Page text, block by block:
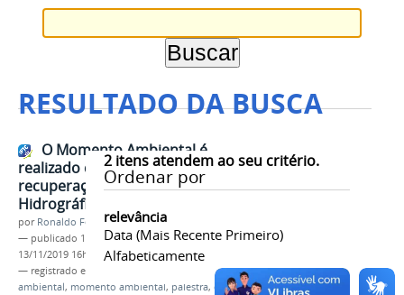
RESULTADO DA BUSCA
2itens atendem ao seu critério.
Ordenar por
relevância
Data (mais Recente Primeiro)
Alfabeticamente
O Momento Ambiental é
realizado com debate sobre a
recuperação das Bacias
Hidrográficas
por Ronaldo Fernandes Roque
— publicado 13/11/2019 —última modificação
13/11/2019 16h34
— registrado em:
educação
ambiental, momento ambiental, palestra, debate,